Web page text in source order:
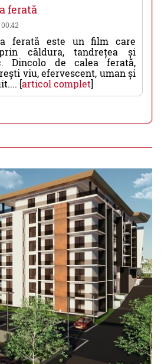
ferată
ferată este un film care
căldura, tandrețea și
Dincolo de calea ferată,
viu, efervescent, uman și
[articol complet]